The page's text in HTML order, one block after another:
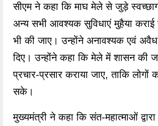
सीएम ने कहा कि माघ मेले से जुड़े
अन्य सभी आवश्यक सुविधाएं मुहैया कराई
भी की जाए। उन्होंने अनावश्यक एवं अवैध
दिए। उन्होंने कहा कि मेले में शासन की
प्रचार-प्रसार कराया जाए, ताकि
सके।
मुख्यमंत्री ने कहा कि संत-महात्माओं